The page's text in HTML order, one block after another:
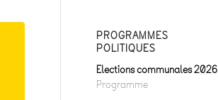
PROGRAMMES
POLITIQUES
Elections communales 2026
Programme